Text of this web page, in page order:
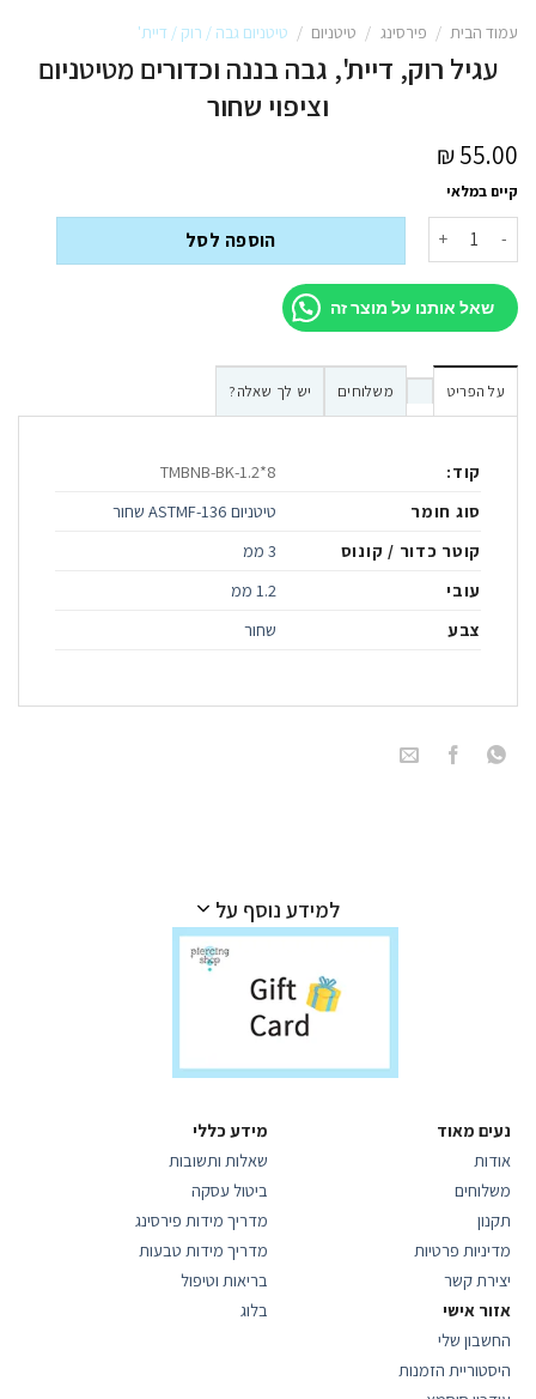
עמוד הבית / פירסינג / טיטניום / טיטניום גבה / רוק / דיית'
עגיל רוק, דיית', גבה בננה וכדורים מטיטניום
וציפוי שחור
55.00
₪
קיים במלאי
כמות של עגיל רוק, דיית', גבה בננה וכדורים מטיטניום וציפוי שחור
הוספה לסל
שאל אותנו על מוצר זה
על הפריט משלוחים יש לך שאלה?
קוד:
TMBNB-BK-1.2*8
סוג חומר
טיטניום ASTMF-136 שחור
קוטר כדור / קונוס
3 ממ
עובי
1.2 ממ
צבע
שחור
למידע נוסף על
נעים מאוד
אודות
משלוחים
תקנון
מדיניות פרטיות
יצירת קשר
אזור אישי
החשבון שלי
היסטוריית הזמנות
מידע כללי
שאלות ותשובות
ביטול עסקה
מדריך מידות פירסינג
מדריך מידות טבעות
בריאות וטיפול
בלוג